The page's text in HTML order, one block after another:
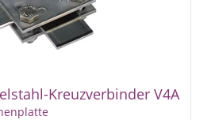
Kreuzverbinder V4A